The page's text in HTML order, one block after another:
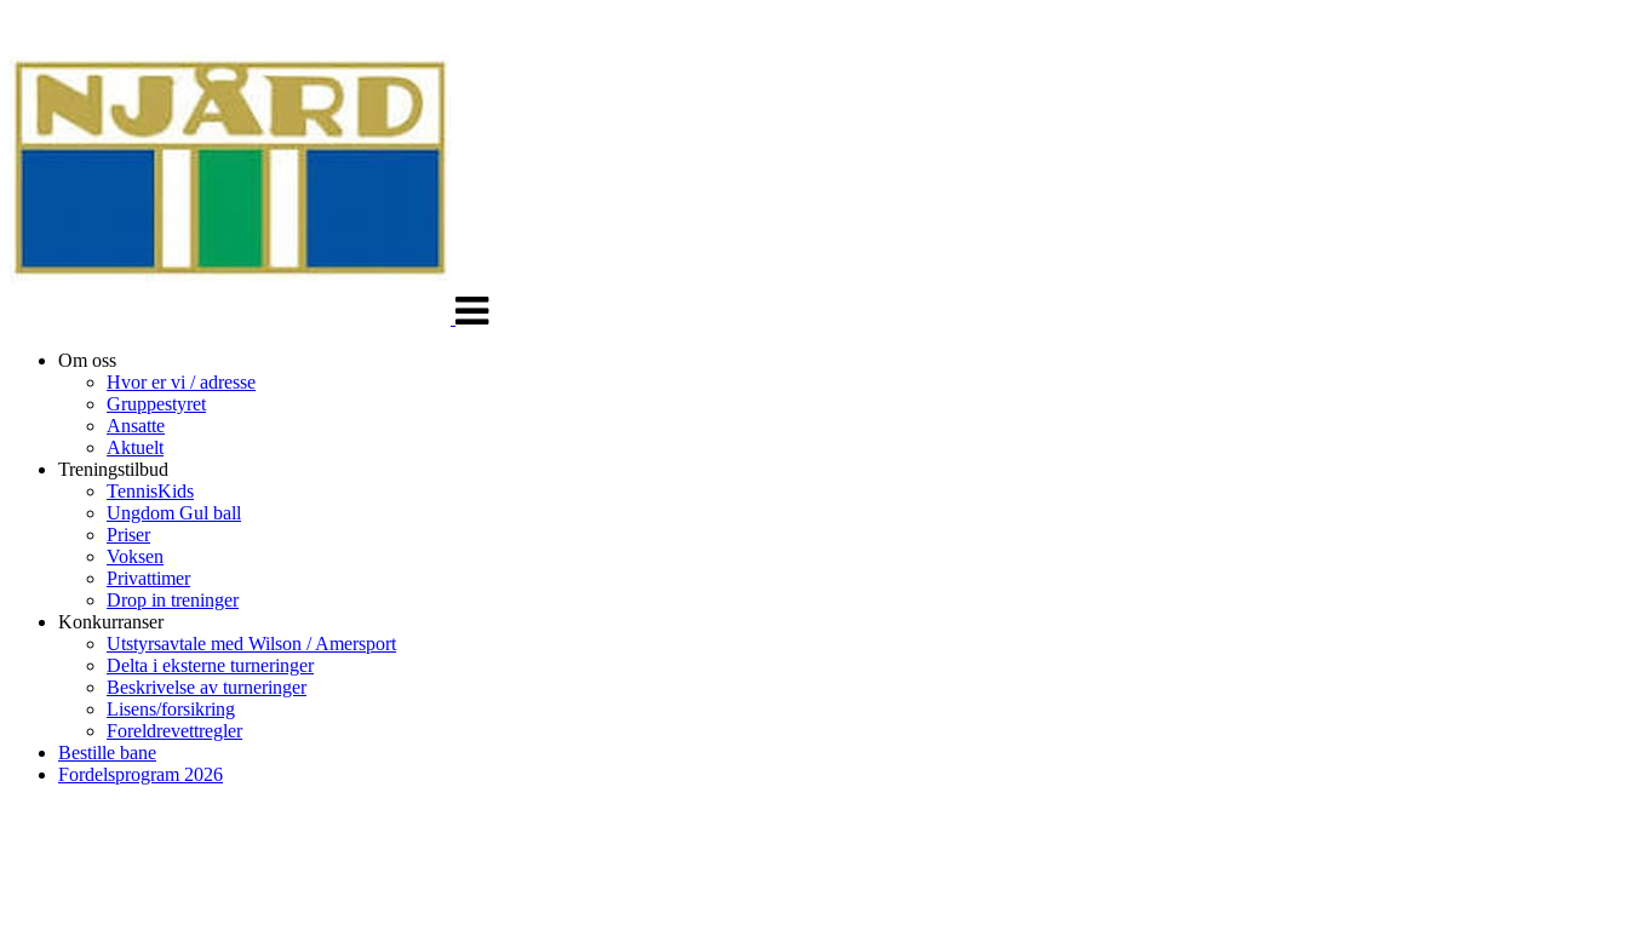
Om oss
Hvor er vi / adresse
Gruppestyret
Ansatte
Aktuelt
Treningstilbud
TennisKids
Ungdom Gul ball
Priser
Voksen
Privattimer
Drop in treninger
Konkurranser
Utstyrsavtale med Wilson / Amersport
Delta i eksterne turneringer
Beskrivelse av turneringer
Lisens/forsikring
Foreldrevettregler
Bestille bane
Fordelsprogram 2026